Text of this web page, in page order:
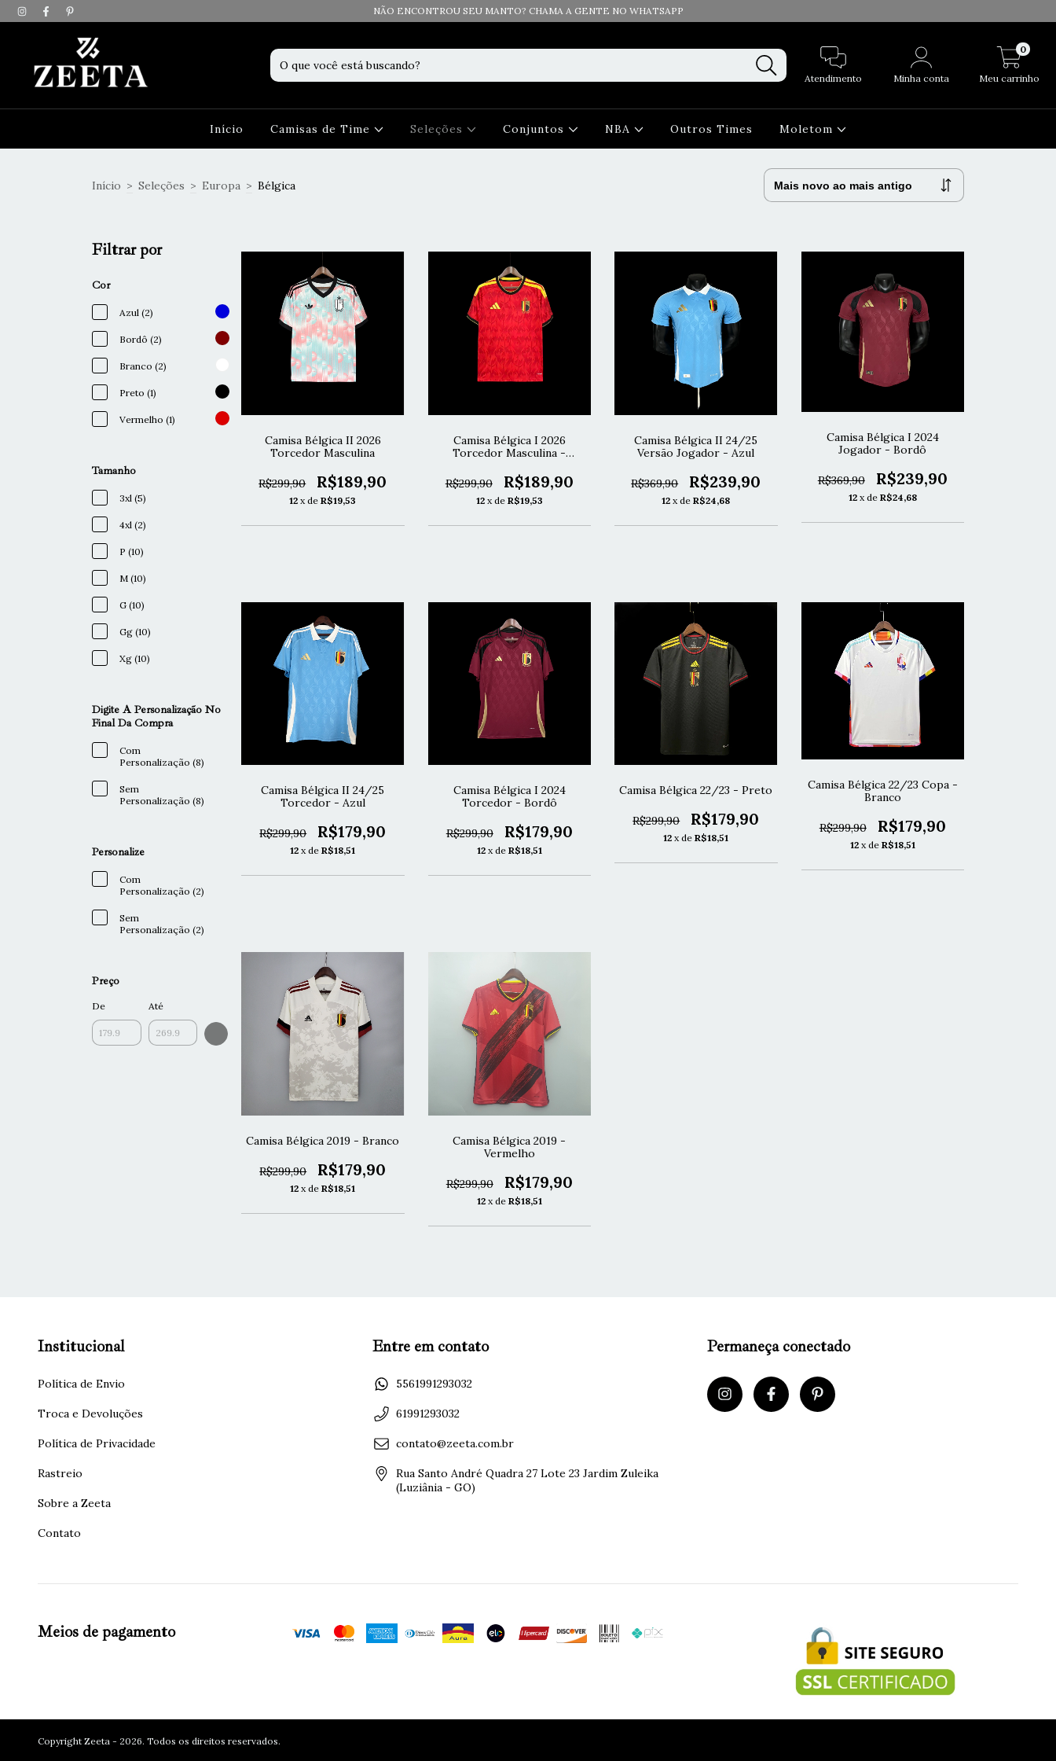
NÃO ENCONTROU SEU MANTO? CHAMA A GENTE NO WHATSAPP
Atendimento Minha conta Meu carrinho
0
Início Camisas de Time Seleções Conjuntos NBA Outros Times Moletom
Início > Seleções > Europa > Bélgica
Filtrar por
Cor
Azul (2)
Bordô (2)
Branco (2)
Preto (1)
Vermelho (1)
Tamanho
3xl (5)
4xl (2)
P (10)
M (10)
G (10)
Gg (10)
Xg (10)
Digite A Personalização No
Final Da Compra
Com
Personalização (8)
Sem
Personalização (8)
Personalize
Com
Personalização (2)
Sem
Personalização (2)
Preço
De Até
Camisa Bélgica II 2026
Torcedor Masculina
R$299,90 R$189,90
12 x deR$19,53
Camisa Bélgica I 2026
Torcedor Masculina -
R$299,90
R$189,90
12 x de R$19,53
Camisa Bélgica II 24/25
Versão Jogador - Azul
R$369,90 R$239,90
12 x deR$24,68
Camisa Bélgica I 2024
Jogador - Bordô
R$369,90 R$239,90
12 x de R$24,68
Camisa Bélgica II 24/25
Torcedor - Azul
R$299,90 R$179,90
12 x deR$18,51
Camisa Bélgica I 2024
Torcedor - Bordô
R$299,90 R$179,90
12 x de R$18,51
Camisa Bélgica 22/23 - Preto
R$299,90 R$179,90
12 x deR$18,51
Camisa Bélgica 22/23 Copa -
Branco
R$299,90 R$179,90
12 x de R$18,51
Camisa Bélgica 2019 - Branco
R$299,90 R$179,90
12 x deR$18,51
Camisa Bélgica 2019 -
Vermelho
R$299,90 R$179,90
12 x de R$18,51
Institucional
Política de Envio
Troca e Devoluções
Política de Privacidade
Rastreio
Sobre a Zeeta
Contato
Entre em contato
5561991293032
61991293032
contato@zeeta.com.br
Rua Santo André Quadra 27 Lote 23 Jardim Zuleika
(Luziânia - GO)
Permaneça conectado
Meios de pagamento
Copyright Zeeta - 2026. Todos os direitos reservados.